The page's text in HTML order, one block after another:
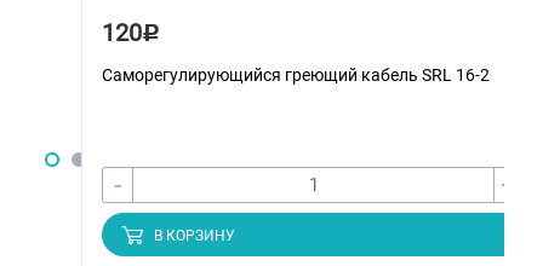
120Р
Саморегулирующийся греющий кабель SRL 16-2
- +
В КОРЗИНУ